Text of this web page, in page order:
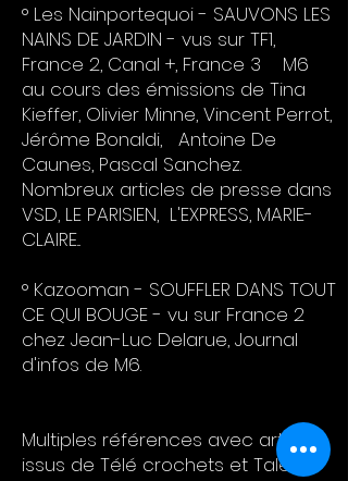
° Les Nainportequoi - SAUVONS LES
NAINS DE JARDIN - vus sur TF1,
France 2, Canal +, France 3 M6
au cours des émissions de Tina
Kieffer, Olivier Minne, Vincent Perrot,
Jérôme Bonaldi, Antoine De
Caunes, Pascal Sanchez.
Nombreux articles de presse dans
VSD, LE PARISIEN, L'EXPRESS, MARIE-
CLAIRE...
° Kazooman - SOUFFLER DANS TOUT
CE QUI BOUGE - vu sur France 2
chez Jean-Luc Delarue, Journal
d'infos de M6.
Multiples références avec artistes
issus de Télé crochets et Talent